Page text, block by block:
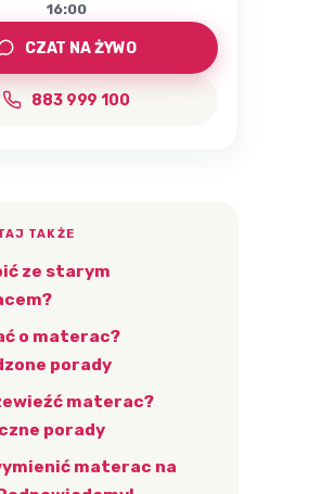
16:00
CZAT NA ŻYWO
883 999 100
TAKŻE
ze starym
o materac?
porady
materac?
porady
materac na